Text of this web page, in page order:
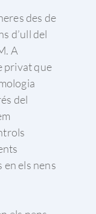
des de
d’ull del
A
privat que
del
els nens